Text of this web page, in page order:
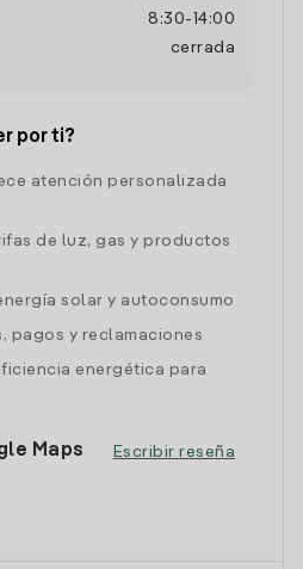
8:30- 14:00
cerrada
por ti?
atención personalizada
de luz, gas y productos
solar y autoconsumo
pagos y reclamaciones
energética para
Maps Escribir reseña